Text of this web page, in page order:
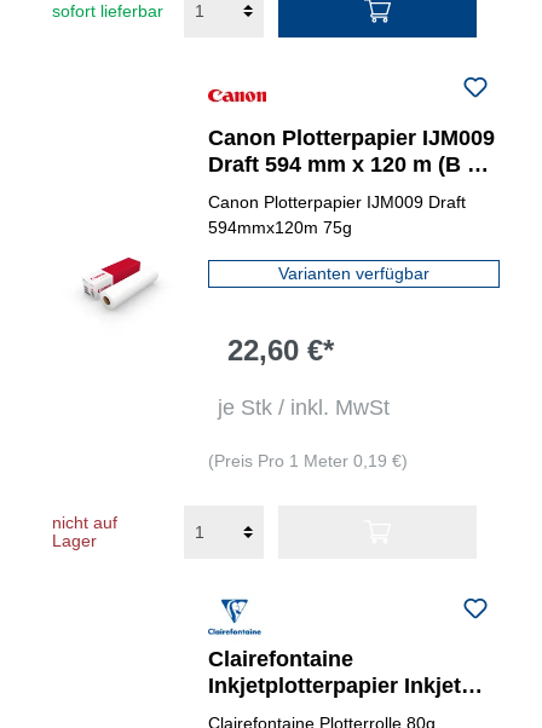
sofort lieferbar
Canon Plotterpapier IJM009
Draft 594 mm x 120 m (B x
L)
Canon Plotterpapier IJM009 Draft
594mmx120m 75g
Varianten verfügbar
22,60 €*
je Stk / inkl. MwSt
(Preis Pro 1 Meter 0,19 €)
nicht auf
Lager
Clairefontaine
Inkjetplotterpapier Inkjet
Universal 80 g/m² 2
Clairefontaine Plotterrolle 80g